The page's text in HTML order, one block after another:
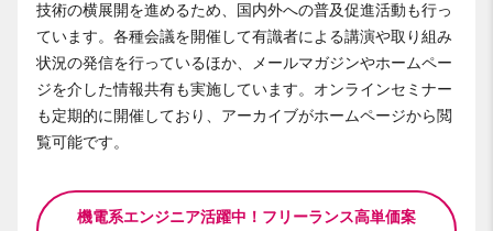
技術の横展開を進めるため、国内外への普及促進活動も行っ
ています。各種会議を開催して有識者による講演や取り組み
状況の発信を行っているほか、メールマガジンやホームペー
ジを介した情報共有も実施しています。オンラインセミナー
も定期的に開催しており、アーカイブがホームページから閲
覧可能です。
機電系エンジニア活躍中！フリーランス高単価案